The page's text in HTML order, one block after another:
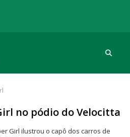
coberturas
no pódio do Velocitta
Girl ilustrou o capô dos carros de